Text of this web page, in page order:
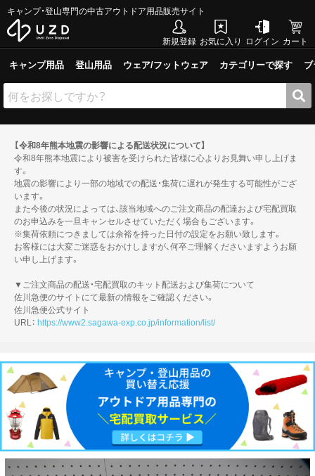
キャンプ・登山専門の中古アウトドア用品販売サイト
新規登録 お気に入り ログイン カート
キャンプ用品 登山用品 ウェア/フットウェア カテゴリーで探す
【令和8年熊本地震の影響による配送状況について】
令和8年熊本地震により被害を受けられた皆様に心よりお見舞い申し上げま
す。
地震の影響により一部の地域での配送・集荷に遅れが発生する可能性がござ
います。
また今後の状況によっては、該当地域へのご注文商品の配達および宅配買取
のお申込みを一旦キャンセルさせていただく場合もございます。
※集荷依頼につきましては余裕を持った日付の設定をお願い致します。
お客様には大変ご迷惑をおかけしますが、何卒ご理解くださいますようお願
い申し上げます。
▼ご注文商品の配送・宅配買取のキット配送および集荷について
佐川急便のサイトにて最新の情報をご確認ください。
佐川急便公式サイト
URL： https://www2.sagawa-exp.co.jp/information/list/